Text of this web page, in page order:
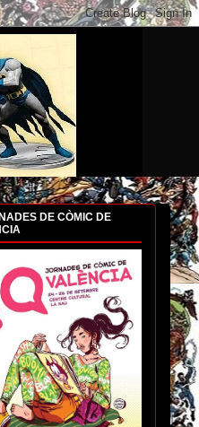
DE CÒMIC DE